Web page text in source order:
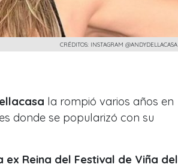
CRÉDITOS: INSTAGRAM @ANDYDELLACASA
la rompió varios años en
donde se popularizó con su
ex Reina del Festival de Viña del